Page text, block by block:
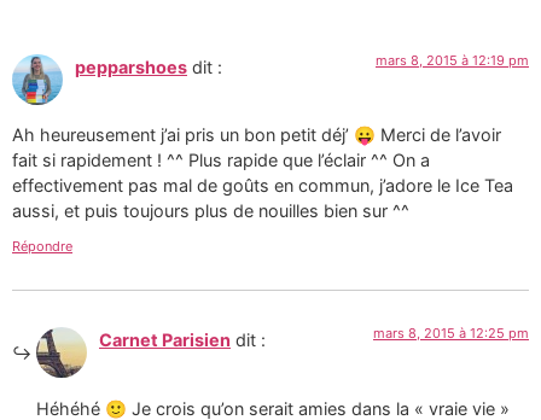
pepparshoes dit : mars 8, 2015 à 12:19 pm
Ah heureusement j’ai pris un bon petit déj’ 😛 Merci de l’avoir
fait si rapidement ! ^^ Plus rapide que l’éclair ^^ On a
effectivement pas mal de goûts en commun, j’adore le Ice Tea
aussi, et puis toujours plus de nouilles bien sur ^^
Répondre
Carnet Parisien dit : mars 8, 2015 à 12:25 pm
Héhéhé 🙂 Je crois qu’on serait amies dans la « vraie vie »